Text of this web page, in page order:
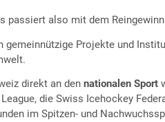
passiert also mit dem
Projekte und
direkt an den nationalen Sport
die Swiss Icehockey
im Spitzen- und